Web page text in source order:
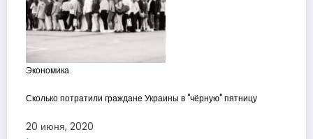
Экономика
Сколько потратили граждане Украины в "чёрную" пятницу
20 июня, 2020